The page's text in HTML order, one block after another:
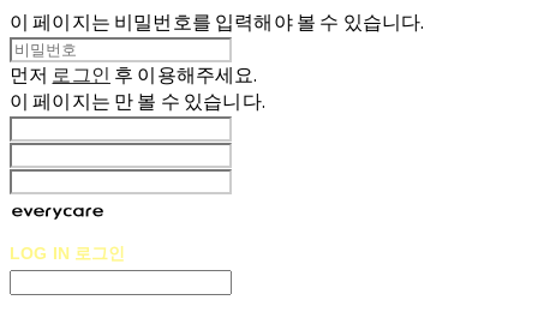
이 페이지는 비밀번호를 입력해야 볼 수 있습니다.
먼저 로그인 후 이용해주세요.
이 페이지는 만 볼 수 있습니다.
LOG IN 로그인